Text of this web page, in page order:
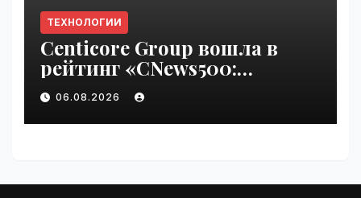
ТЕХНОЛОГИИ
Centicore Group вошла в
рейтинг «CNews500:
Крупнейшие ИТ-компании
России» | VseTime.ru
06.08.2026